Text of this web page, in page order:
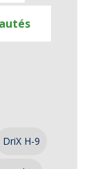
DriX H-9